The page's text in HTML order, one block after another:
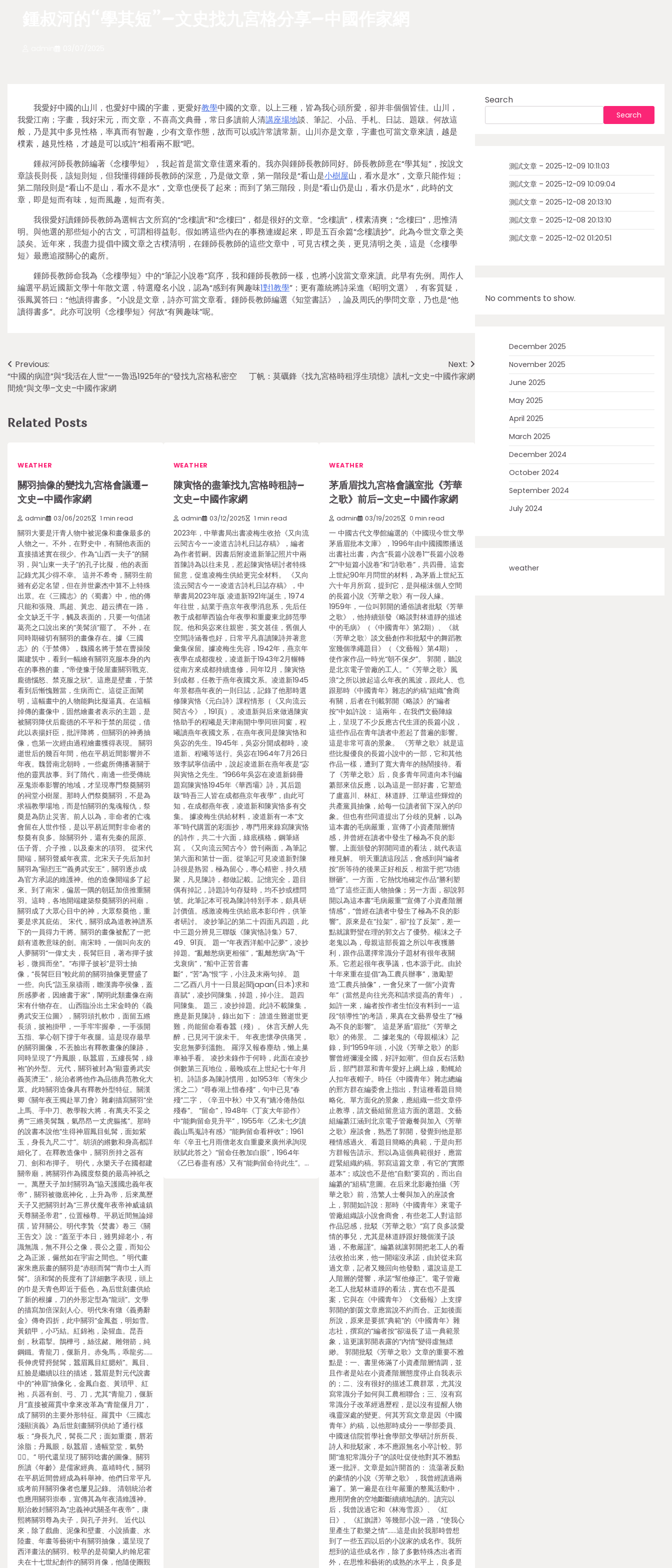
我愛好中國的山川，也愛好中國的字畫，更愛好教學中國的文章。以上三種，皆為我心頭所愛，卻并非個個皆佳。山川，
我愛江南；字畫，我好宋元，而文章，不喜高文典冊，常日多讀前人清講座場地談、筆記、小品、手札、日誌、題跋。何故這
般，乃是其中多見性格，率真而有智趣，少有文章作態，故而可以或許常讀常新。山川亦是文章，字畫也可當文章來讀，越是
樸素，越見性格，才越是可以或許“相看兩不厭”吧。
鍾叔河師長教師編著《念樓學短》，我起首是當文章佳選來看的。我亦與鍾師長教師同好。師長教師意在“學其短”，按說文
章該長則長，該短則短，但我懂得鍾師長教師的深意，乃是做文章，第一階段是“看山是小樹屋山，看水是水”，文章只能作短；
第二階段則是“看山不是山，看水不是水”，文章也便長了起來；而到了第三階段，則是“看山仍是山，看水仍是水”，此時的文
章，即是短而有味，短而風趣，短而有美。
我很愛好讀鍾師長教師為選輯古文所寫的“念樓讀”和“念樓曰”，都是很好的文章。“念樓讀”，樸素清爽；“念樓曰”，思惟清
明。與他選的那些短小的古文，可謂相得益彰。假如將這些內在的事務連綴起來，即是五百余篇“念樓讀抄”。此為今世文章之美
談矣。近年來，我盡力提倡中國文章之古樸清明，在鍾師長教師的這些文章中，可見古樸之美，更見清明之美，這是《念樓學
短》最應追蹤關心的處所。
鍾師長教師命我為《念樓學短》中的“筆記小說卷”寫序，我和鍾師長教師一樣，也將小說當文章來讀。此早有先例。周作人
編選平易近國新文學十年散文選，特選廢名小說，認為“感到有興趣味1對1教學”；更有蕭統將詩采進《昭明文選》，有客質疑，
張鳳翼答曰：“他讀得書多。”小說是文章，詩亦可當文章看。鍾師長教師編選《知堂書話》，論及周氏的學問文章，乃也是“他
讀得書多”。此亦可說明《念樓學短》何故“有興趣味”呢。
Post
navigation
Previous:
“中國的病證”與“我活在人世”——魯迅1925年的“發找九宮格私密空
間燒”與文學–文史–中國作家網
Next:
丁帆：莫礪鋒《找九宮格時租浮生瑣憶》讀札–文史–中國作家網
Related Posts
WEATHER
關羽抽像的變找九宮格會議遷–
文史–中國作家網
admin 03/06/2025 1 min read
關羽大要是汗青人物中被泥像和畫像最多的
人物之一。不外，在野史中，有關他表面的
直接描述實在很少。作為“山西一夫子”的關
羽，與“山東一夫子”的孔子比擬，他的表面
記錄尤其少得不幸。 這并不希奇，關羽生前
雖有必定名望，但在并世豪杰中算不上特殊
出眾。在《三國志》的《蜀書》中，他的傳
只能和張飛、馬超、黃忠、趙云擠在一路，
全文缺乏千字，觸及表面的，只要一句借諸
葛亮之口說出來的“美髯須”罷了。 不外，在
同時期確切有關羽的畫像存在。據《三國
志》的《于禁傳》，魏國名將于禁在曹操陵
園建筑中，看到一幅繪有關羽克服本身的內
在的事務的畫，“帝使豫于陵屋畫關羽戰克、
龐德惱怒、禁克服之狀”。這應是壁畫，于禁
看到后慚愧難當，生病而亡。這從正面闡
明，這幅畫中的人物能夠比擬逼真。在這幅
掉傳的畫像中，固然繪畫者表示的主題，是
被關羽降伏后龐德的不平和于禁的屈從，借
此以表揚奸臣，批評降將，但關羽的神勇抽
像，也第一次經由過程繪畫獲得表現。 關羽
逝世后的幾百年間，他在平易近間影響并不
年夜。魏晉南北朝時，一些處所傳播著關于
他的靈異故事。到了隋代，南邊一些受傳統
巫鬼崇奉影響的地域，才呈現專門祭奠關羽
的祠堂小樹屋。那時人們祭奠關羽，不是為
求福教學場地，而是怕關羽的鬼魂報仇，祭
奠是為防止災害。前人以為，非命者的亡魂
會留在人世作怪，是以平易近間對非命者的
祭奠有良多。除關羽外，還有先秦的屈原、
伍子胥、介子推，以及秦末的項羽。 從宋代
開端，關羽聲威年夜震。北宋天子先后加封
關羽為“顯烈王”“義勇武安王”，關羽逐步成
為官方承認的維護神。他的造像開端多了起
來。到了南宋，偏居一隅的朝廷加倍推重關
羽。這時，各地開端建築祭奠關羽的祠廟，
關羽成了大眾心目中的神，大眾祭奠他，重
要是求其庇佑。 宋代，關羽成為道教神譜系
下的一員得力干將。關羽的畫像被配了一把
頗有道教意味的劍。南宋時，一個叫向友的
人夢關羽“一偉丈夫，長髯巨目，著布撣子披
衫，微揖而坐”。“布撣子披衫”是羽士抽
像，“長髯巨目”較此前的關羽抽像更豐盛了
一些。向氏“詣玉泉禱雨，瞻漢壽亭侯像，蓋
所感夢者，因繪書于家”，闡明此類畫像在南
宋有什物存在。 山西臨汾出土宋金時的《義
勇武安王位圖》，關羽頭扎軟巾，面留五綹
長須，披袍掛甲，一手牢牢握拳，一手張開
五指、掌心朝下撐于年夜腿。這是現存最早
的關羽圖像，不丟臉出有釋教畫像的陳跡，
同時呈現了“丹鳳眼，臥蠶眉，五縷長髯，綠
袍”的外型。 元代，關羽被封為“顯靈勇武安
義英濟王”，統治者將他作為品德典范教化大
眾。此時關羽造像具有釋教外型特征。關漢
卿《關年夜王獨赴單刀會》雜劇描寫關羽“坐
上馬、手中刀、教學鞍大將，有萬夫不妥之
勇”“三綹美髯飄，氣昂昂一丈虎軀搖”。那時
的說書本說他“生得神眉鳳目虬髯，面如紫
玉，身長九尺二寸”。胡須的綹數和身高都詳
細化了。在釋教造像中，關羽所持之器有
刀、劍和布撣子。 明代，永樂天子在國都建
關帝廟，將關羽作為國度祭奠的最高神祇之
一。萬歷天子加封關羽為“協天護國忠義年夜
帝”，關羽被徹底神化，上升為帝，后來萬歷
天子又把關羽封為“三界伏魔年夜帝神威遠鎮
天尊關圣帝君”，位置極尊。平易近間無論婦
孺，皆拜關公。明代李贄《焚書》卷三《關
王告文》說：“蓋至于本日，雖男婦老小，有
識無識，無不拜公之像，畏公之靈，而知公
之為正派，儼然如在宇宙之間也。” 明代畫
家朱應辰畫的關羽是“赤頤而髯”“青巾士人而
髯”。須和髯的長度有了詳細數字表現，頭上
的巾是天青色即近于藍色，為后世刻畫供給
了新的根據，刀的外形定型為“龍頭”。文學
的描寫加倍深刻人心。明代朱有燉《義勇辭
金》傳奇四折，此中關羽“金鳳盔，明如雪。
黃鎖甲，小巧結。紅錦袍，染猩血。昆吾
劍，秋霜掣。鵲樺弓，絲弦赭。雕翎箭，純
鋼鐵。青龍刀，偃新月。赤兔馬，乖龍劣……
長伸虎臂捋髭髯，蠶眉鳳目紅腮頰”。鳳目、
紅臉是繼續以往的描述，蠶眉是對元代說書
中的“神眉”抽像化，金鳳白盔、黃瑣甲、紅
袍，兵器有劍、弓、刀，尤其“青龍刀，偃新
月”直接被羅貫中拿來改革為“青龍偃月刀”，
成了關羽的主要外形特征。羅貫中《三國志
淺顯演義》為后世刻畫關羽供給了通行樣
板：“身長九尺，髯長二尺；面如重棗，唇若
涂脂；丹鳳眼，臥蠶眉，邊幅堂堂，氣勢
。” 明代還呈現了關羽唸書的圖像。關羽
所讀《年齡》是儒家經典。嘉靖時代，關羽
在平易近間曾經成為科舉神。他們日常平凡
或考前拜關羽像者也屢見記錄。 清朝統治者
也應用關羽崇奉，宣傳其為年夜清維護神。
順治敕封關羽為“忠義神武關圣年夜帝”，康
熙將關羽尊為夫子，與孔子并列。 近代以
來，除了戲曲、泥像和壁畫、小說插畫、水
陸畫、年畫等藝術中有關羽抽像，還呈現了
西洋畫法的關羽。較早的是荷蘭人約翰尼霍
夫在十七世紀創作的關羽肖像，他隨使團覲
WEATHER
陳寅恪的盡筆找九宮格時租詩–
文史–中國作家網
admin 03/12/2025 1 min read
2023年，中華書局出書凌梅生收拾《又向流
云閱古今——凌道古詩札日誌存稿》，編者
為作者哲嗣。因書后附凌道新筆記照片中兩
首陳詩為以往未見，惹起陳寅恪研討者特殊
留意，促進凌梅生供給更完全材料。 《又向
流云閱古今——凌道古詩札日誌存稿》，中
華書局2023年版 凌道新1921年誕生，1974
年往世，結業于燕京年夜學消息系，先后任
教于成都華西協合年夜學和重慶東北師范學
院。他和吳宓來往親密，英文甚佳，舊個人
空間詩涵養也好，日常平凡喜讀陳詩并著意
彙集保留。據凌梅生先容，1942年，燕京年
夜學在成都復校，凌道新于1943年2月輾轉
從南方來成都持續進修，同年12月，陳寅恪
到成都，任教于燕年夜國文系。凌道新1945
年景都燕年夜的一則日誌，記錄了他那時選
修陳寅恪《元白詩》課程情形（《又向流云
閱古今》，191頁）。凌道新與后來做過陳寅
恪助手的程曦是天津南開中學同班同窗，程
曦讀燕年夜國文系，在燕年夜同是陳寅恪和
吳宓的先生。1945年，吳宓分開成都時，凌
道新、程曦等送行。吳宓在1964年7月26日
致李賦寧信函中，說起凌道新在燕年夜是“宓
與寅恪之先生。”1966年吳宓在凌道新錦冊
題寫陳寅恪1945年《華西壩》詩，其后題
跋“時吾三人皆在成都燕京年夜學”，由此可
知，在成都燕年夜，凌道新和陳寅恪多有交
集。 據凌梅生供給材料，凌道新有一本“文
革”時代購置的彩面抄，專門用來錄寫陳寅恪
的詩作，共二十六面，綠底橫格，鋼筆繕
寫，《又向流云閱古今》曾刊兩面，為筆記
第六面和第廿一面。從筆記可見凌道新對陳
詩很是熟習，極為留心，專心精密，持久積
聚，凡見陳詩，都做記載。記憶完全，題目
偶有掉記，詩題詩句存疑時，均不抄或標問
號。此筆記本可視為陳詩特別手本，頗具研
討價值。感激凌梅生供給底本影印件，供筆
者研討。 凌抄筆記的第二十四面凡四題，此
中三題分辨見三聯版《陳寅恪詩集》57、
49、91頁。 題一“年夜西洋船中記夢”，凌抄
掉題。“亂離愁病更相催”，“亂離愁病”為“干
戈衰病”，“船中正苦音書
斷”，“苦”為“恨”字，小注及末兩句掉。 題
二“乙酉八月十一日晨起聞japan(日本)求和
喜賦”，凌抄同陳集，掉題，掉小注。 題四
同陳集。 題三，凌抄掉題。此詩不載陳集，
應是新見陳詩，錄出如下： 誰道生難逝世更
難，尚能留命看春蠶（殘）。 休言天醉人先
醉，已見河干淚未干。 年夜患懷孕供痛哭，
安息無夢到溫飽。 羅浮又報春塵劫，懶上巢
車袖手看。 凌抄未錄作于何時，此面在凌抄
倒數第三頁地位，最晚或在上世紀七十年月
初。詩語多為陳詩慣用，如1953年《寄朱少
濱之二》“尋春湖上惜春殘”，句中已見“春
殘”二字，《辛丑中秋》中又有“嬌冷倦熱似
殘春”。 “留命”，1948年《丁亥大年節作》
中“能夠留命見升平”，1955年《乙未七夕讀
義山馬嵬詩有感》“能夠留命看枰收”；1961
年《辛丑七月雨僧老友自重慶來廣州承詢現
狀賦此答之》“留命任教加白眼”，1964年
《乙巳春盡有感》又有“能夠留命待此生”。…
WEATHER
茅盾眉找九宮格會議室批《芳華
之歌》前后–文史–中國作家網
admin 03/19/2025 0 min read
一 中國古代文學館編選的《中國現今世文學
茅盾眉批本文庫》，1996年由中國國際播送
出書社出書，內含“長篇小說卷1”“長篇小說卷
2”“中短篇小說卷”和“詩歌卷”，共四冊。這套
上世紀90年月問世的材料，為茅盾上世紀五
六十年月所寫，提到它，是與楊沫個人空間
的長篇小說《芳華之歌》有一段人緣。
1959年，一位叫郭開的通俗讀者批駁《芳華
之歌》，他持續頒發《略談對林道靜的描述
中的毛病》（《中國青年》第2期）、《就
〈芳華之歌〉談文藝創作和批駁中的舞蹈教
室幾個準繩題目》（《文藝報》第4期），
使作家作品一時光“朝不保夕”。 郭開，聽說
是北京電子管廠的工人。“《芳華之歌》風
浪”之所以掀起這么年夜的風波，跟此人、也
跟那時《中國青年》雜志的約稿“組織”會商
有關，后者在刊載郭開《略談》的“編者
按”中如許說： 這兩年，在我們文藝陣線
上，呈現了不少反應古代生涯的長篇小說，
這些作品在青年讀者中惹起了普遍的影響。
這是非常可喜的景象。 《芳華之歌》就是這
些比擬優良的長篇小說中的一部，它和其他
作品一樣，遭到了寬大青年的熱鬧接待。看
了《芳華之歌》后，良多青年同道向本刊編
纂部來信反應，以為這是一部好書，它塑造
了盧嘉川、林紅、林道靜、江華這些輝煌的
共產黨員抽像，給每一位讀者留下深入的印
象。但也有些同道提出了分歧的見解，以為
這本書的毛病嚴重，宣傳了小資產階層情
感，并曾經在讀者中發生了極為不良的影
響。上面頒發的郭開同道的看法，就代表這
種見解。 明天重讀這段話，會感到與“編者
按”所等待的後果正好相反，相當于把“功德
辦砸”。一方面，它熱忱地確定作品“勝利塑
造”了這些正面人物抽像；另一方面，卻說郭
開以為這本書“毛病嚴重”“宣傳了小資產階層
情感”，“曾經在讀者中發生了極為不良的影
響”。原來是在“拉架”，卻“拉了反架”，差一
點就讓野蠻在理的郭文占了優勢。楊沫之子
老鬼以為，母親這部長篇之所以年夜獲勝
利，跟作品選擇常識分子題材有很年夜關
系。它惹起很年夜爭議，也本源于此。由於
十年來重在提倡“為工農兵辦事”，激勵塑
造“工農兵抽像”，一會兒來了一個“小資青
年”（當然是向往光亮和請求提高的青年），
如許一來，編者按作者生怕沒有料到——這
段“領導性”的考語，果真在文藝界發生了“極
為不良的影響”。 這是茅盾“眉批”《芳華之
歌》的佈景。 二 據老鬼的《母親楊沫》記
錄，到“1959年頭，小說《芳華之歌》的影
響曾經彌漫全國，好評如潮”。但自反右活動
后，部門群眾和青年愛好上綱上線，動輒給
人扣年夜帽子。時任《中國青年》雜志總編
的邢方群在編委會上指出，對這種看題目簡
略化、單方面化的景象，應組織一些文章停
止教導，請文藝組留意這方面的選題。文藝
組編纂江涵到北京電子管廠餐與加入《芳華
之歌》座談會，熟悉了郭開，發覺到他是那
種情感過火、看題目簡略的典範，于是向邢
方群報告請示。邢以為這個典範很好，應當
趕緊組織約稿。郭寫這篇文章，有它的“實際
基本”；或說也不是他“自動”要寫的，而出自
編纂的“組稿”意圖。在后來北影廠拍攝《芳
華之歌》前，浩繁人士餐與加入的座談會
上，郭開如許說：那時《中國青年》來電子
管廠組織該小說會商會，有些老工人對這部
作品惡感，批駁《芳華之歌》“寫了良多談愛
情的事兒，尤其是林道靜跟好幾個漢子談
過，不敷嚴謹”。編纂就讓郭開把老工人的看
法收拾出來，他一開端沒承諾，由於從未寫
過文章，記者又幾回向他發動，還說這是工
人階層的聲響，承諾“幫他修正”。電子管廠
老工人批駁林道靜的看法，實在也不是孤
案，它與在《中國青年》《文藝報》上支撐
郭開的劉茵文章應當說不約而合。正如後面
所說，原來是要抓“典範”的《中國青年》雜
志社，撰寫的“編者按”卻滋長了這一典範景
象，這更讓郭開表露的“內情”變得虛無縹
緲。 郭開批駁《芳華之歌》文章的重要不雅
點是：一、書里佈滿了小資產階層情調，並
且作者是站在小資產階層態度停止自我表示
的；二、沒有很好的描述工農群眾，尤其沒
寫常識分子如何與工農相聯合；三、沒有寫
常識分子改革經過歷程，是以沒有提醒人物
魂靈深處的變更。何其芳寫文章是因《中國
青年》約稿，以他那時成分——學部委員、
中國迷信院哲學社會學部文學研討所所長、
詩人和批駁家，本不應跟無名小卒計較。郭
開“進犯常識分子”的談吐促使他對其不雅點
逐一批評。文章是如許開首的： 流蕩著反動
的豪情的小說《芳華之歌》，我曾經讀過兩
遍了。第一遍是在往年嚴重的整風活動中，
應用閉會的空地斷斷續續地讀的。讀完以
后，我曾說過它和《林海雪原》、《紅
日》、《紅旗譜》等幾部小說一路，“使我心
里產生了歡樂之情”……這是由於我那時曾想
到了一些五四以后的小說家的成名作。我所
想到的這些成名作，除了多數特殊杰出者而
外，在思惟和藝術的成熟的水平上，良多是
Search
Search
測試文章 – 2025-12-09 10:11:03
測試文章 – 2025-12-09 10:09:04
測試文章 – 2025-12-08 20:13:10
測試文章 – 2025-12-08 20:13:10
測試文章 – 2025-12-02 01:20:51
No comments to show.
December 2025
November 2025
June 2025
May 2025
April 2025
March 2025
December 2024
October 2024
September 2024
July 2024
weather